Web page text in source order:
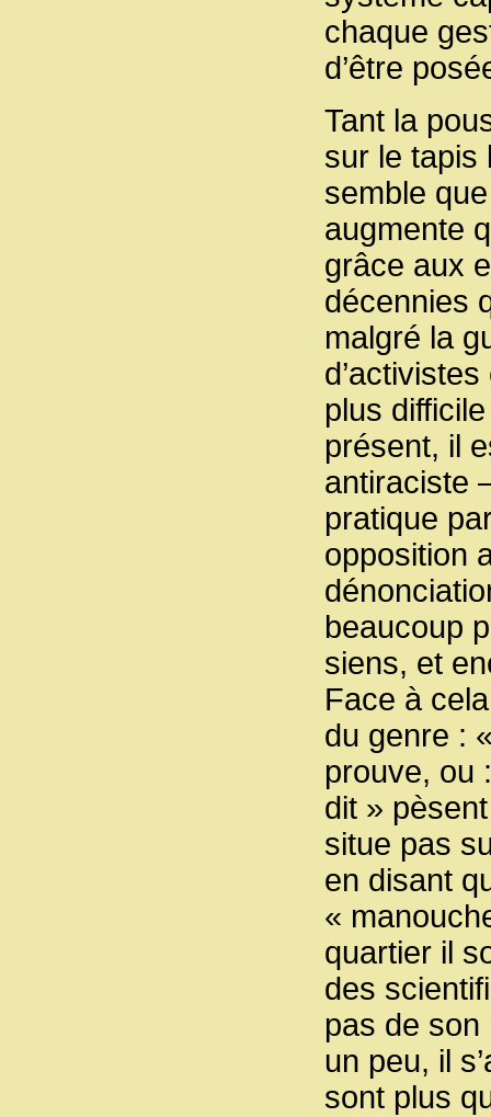
chaque
d’être
Tant la
sur le tapis
semble
augmente
grâce aux
décennies
malgré la
plus
présent, il
antiraciste
pratique
opposition
beaucoup
siens, et
Face à
du genre :
prouve, ou
dit »
situe pas
en disant
«
quartier il
des
pas de son
un peu, il
sont plus